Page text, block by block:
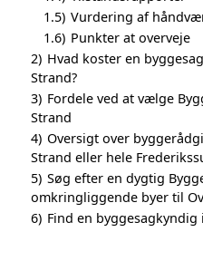
1.5) Vurdering af
1.6) Punkter at overveje
2) Hvad koster en
Strand?
3) Fordele ved at vælge
Strand
4) Oversigt over
Strand eller hele
5) Søg efter en dygtig
omkringliggende byer til
6) Find en